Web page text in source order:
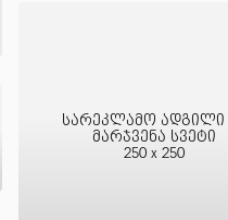
სარეკლამო ადგილი
მარჯვენა სვეტი
250 x 250